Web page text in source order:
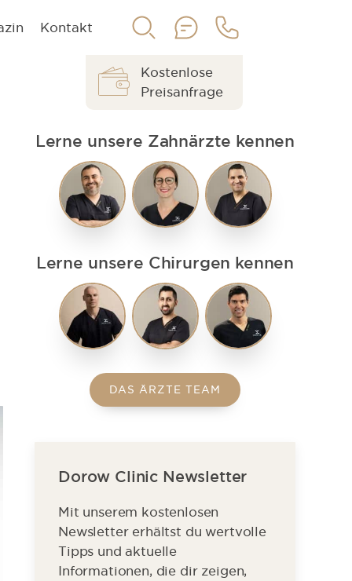
Kontakt
Kostenlose
Preisanfrage
Lerne unsere Zahnärzte kennen
Lerne unsere Chirurgen kennen
DAS ÄRZTE TEAM
Dorow Clinic Newsletter
Mit unserem kostenlosen
Newsletter erhältst du wertvolle
Tipps und aktuelle
Informationen, die dir zeigen,